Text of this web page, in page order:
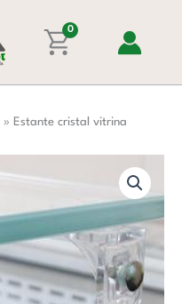
0
» Estante cristal vitrina